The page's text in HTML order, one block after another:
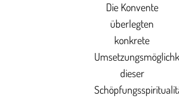
Die Konvente
überlegten
konkrete
dieser